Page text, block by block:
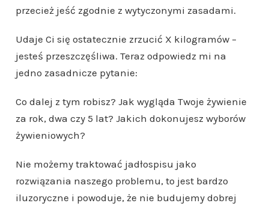
przecież jeść zgodnie z wytyczonymi zasadami.
Udaje Ci się ostatecznie zrzucić X kilogramów –
jesteś przeszczęśliwa. Teraz odpowiedz mi na
jedno zasadnicze pytanie:
Co dalej z tym robisz? Jak wygląda Twoje żywienie
za rok, dwa czy 5 lat? Jakich dokonujesz wyborów
żywieniowych?
Nie możemy traktować jadłospisu jako
rozwiązania naszego problemu, to jest bardzo
iluzoryczne i powoduje, że nie budujemy dobrej